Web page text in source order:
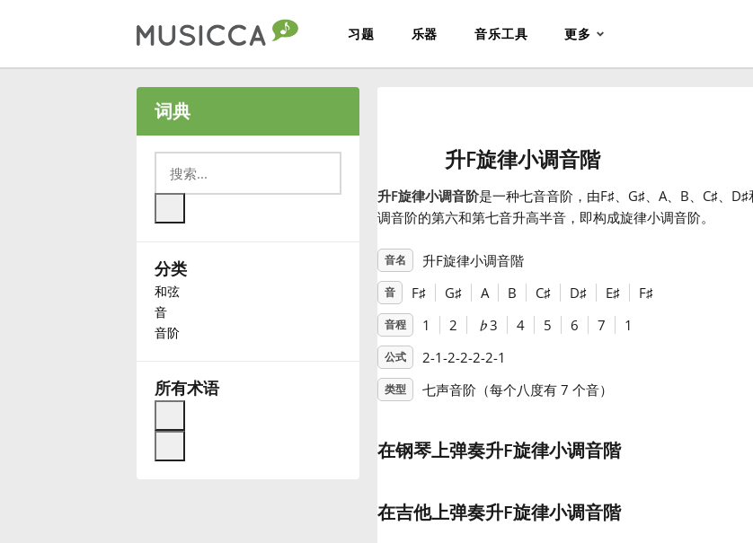
习题 乐器 音乐工具 更多
Български
Deutsch
Español
Français
词典
分类
和弦
音
音阶
所有术语
升F旋律小调音階
升F旋律小调音阶是一种七音音阶，由F♯、G♯、A、B、C♯、D♯
调音阶的第六和第七音升高半音，即构成旋律小调音阶。
音名 升F旋律小调音階
音 F♯ G♯ A B C♯ D♯ E♯ F♯
音程 1 2 ♭3 4 5 6 7 1
公式 2-1-2-2-2-2-1
类型 七声音阶（每个八度有 7 个音）
在钢琴上弹奏升F旋律小调音階
在吉他上弹奏升F旋律小调音階